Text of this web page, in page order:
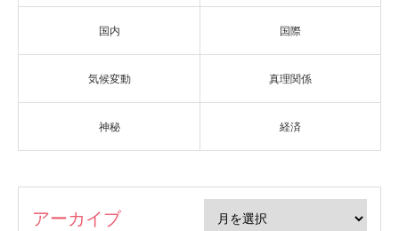
国内 国際
気候変動 真理関係
神秘 経済
アーカイブ